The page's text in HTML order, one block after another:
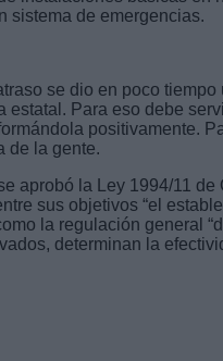
sistema de emergencias.
se dio en poco
estatal. Para eso debe
positivamente.
de la gente.
aprobó la Ley 1994/11
sus objetivos “el
la regulación general
determinan la